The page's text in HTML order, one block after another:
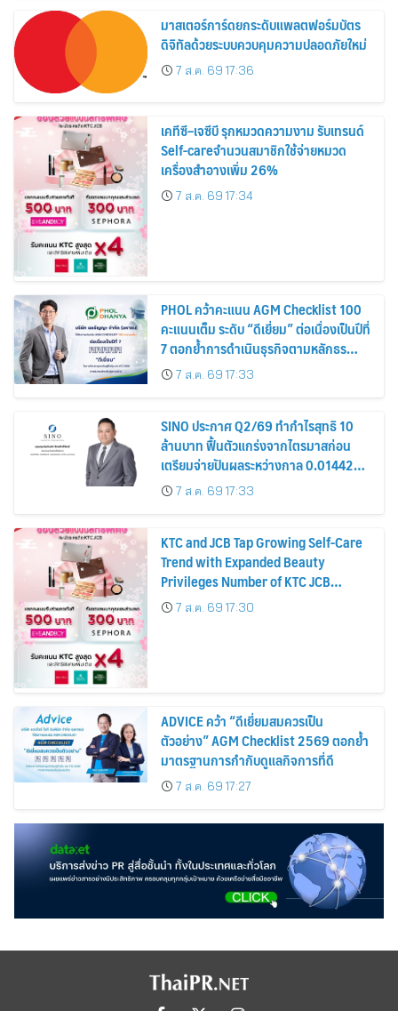
มาสเตอร์การ์ดยกระดับแพลตฟอร์มบัตร
ดิจิทัลด้วยระบบควบคุมความปลอดภัยใหม่
7 ส.ค. 69 17:36
เคทีซี–เจซีบี รุกหมวดความงาม รับเทรนด์
Self-careจำนวนสมาชิกใช้จ่ายหมวด
เครื่องสำอางเพิ่ม 26%
7 ส.ค. 69 17:34
PHOL คว้าคะแนน AGM Checklist 100
คะแนนเต็ม ระดับ “ดีเยี่ยม” ต่อเนื่องเป็นปีที่
7 ตอกย้ำการดำเนินธุรกิจตามหลักธร
รมาภิบาล โปร่งใส สร้างความเชื่อมั่นผู้ถือ
หุ้น
7 ส.ค. 69 17:33
SINO ประกาศ Q2/69 ทำกำไรสุทธิ 10
ล้านบาท ฟื้นตัวแกร่งจากไตรมาสก่อน
เตรียมจ่ายปันผลระหว่างกาล 0.014423
บาทต่อหุ้น ครึ่งปีหลังมุ่งเติบโตต่อเนื่อง
7 ส.ค. 69 17:33
KTC and JCB Tap Growing Self-Care
Trend with Expanded Beauty
Privileges Number of KTC JCB
Cardmembers Spending on
Cosmetics Rises 26%
7 ส.ค. 69 17:30
ADVICE คว้า “ดีเยี่ยมสมควรเป็น
ตัวอย่าง” AGM Checklist 2569 ตอกย้ำ
มาตรฐานการกำกับดูแลกิจการที่ดี
7 ส.ค. 69 17:27